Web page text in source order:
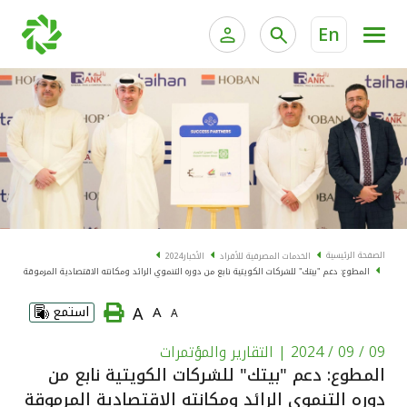
En
الخدمات المصرفية الإلكترونية للأفراد
الخدمات المصرفية الإلكترونية للشركات
خدمة "بيتك" للتداول الإلكتروني
الخدمات المصرفية للأفراد الخدمات المالية الخاصة
الحسابات المصرفية
البطاقات
"برامج العملاء"
الاستثمار
الصفحة الرئيسية الخدمات المصرفية للأفراد الأخبار2024
المطوع: دعم "بيتك" للشركات الكويتية نابع من دوره التنموي الرائد ومكانته الاقتصادية المرموقة
A
A
A استمع
09 / 09 / 2024 | التقارير والمؤتمرات
المطوع: دعم "بيتك" للشركات الكويتية نابع من
دوره التنموي الرائد ومكانته الاقتصادية المرموقة